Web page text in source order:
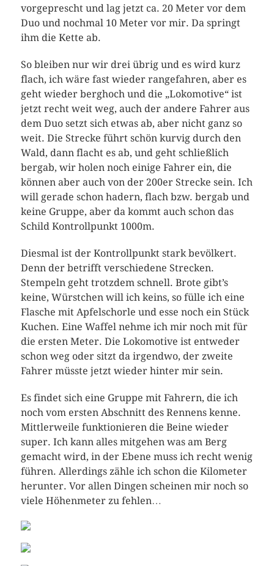
vorgeprescht und lag jetzt ca. 20 Meter vor dem
Duo und nochmal 10 Meter vor mir. Da springt
ihm die Kette ab.
So bleiben nur wir drei übrig und es wird kurz
flach, ich wäre fast wieder rangefahren, aber es
geht wieder berghoch und die „Lokomotive“ ist
jetzt recht weit weg, auch der andere Fahrer aus
dem Duo setzt sich etwas ab, aber nicht ganz so
weit. Die Strecke führt schön kurvig durch den
Wald, dann flacht es ab, und geht schließlich
bergab, wir holen noch einige Fahrer ein, die
können aber auch von der 200er Strecke sein. Ich
will gerade schon hadern, flach bzw. bergab und
keine Gruppe, aber da kommt auch schon das
Schild Kontrollpunkt 1000m.
Diesmal ist der Kontrollpunkt stark bevölkert.
Denn der betrifft verschiedene Strecken.
Stempeln geht trotzdem schnell. Brote gibt’s
keine, Würstchen will ich keins, so fülle ich eine
Flasche mit Apfelschorle und esse noch ein Stück
Kuchen. Eine Waffel nehme ich mir noch mit für
die ersten Meter. Die Lokomotive ist entweder
schon weg oder sitzt da irgendwo, der zweite
Fahrer müsste jetzt wieder hinter mir sein.
Es findet sich eine Gruppe mit Fahrern, die ich
noch vom ersten Abschnitt des Rennens kenne.
Mittlerweile funktionieren die Beine wieder
super. Ich kann alles mitgehen was am Berg
gemacht wird, in der Ebene muss ich recht wenig
führen. Allerdings zähle ich schon die Kilometer
herunter. Vor allen Dingen scheinen mir noch so
viele Höhenmeter zu fehlen…